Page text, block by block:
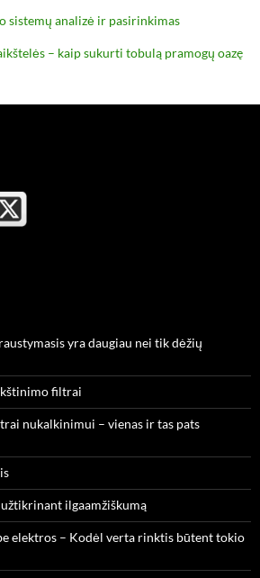
sistemų analizė ir pasirinkimas
– kaip sukurti tobulą pramogų oazę
yra daugiau nei tik dėžių
filtrai
nukalkinimui – vienas ir tas pats
ilgaamžiškumą
elektros – Kodėl verta rinktis būtent tokio